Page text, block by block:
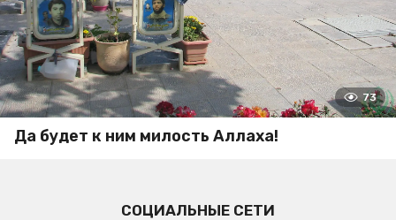
73
Да будет к ним милость Аллаха!
СОЦИАЛЬНЫЕ СЕТИ